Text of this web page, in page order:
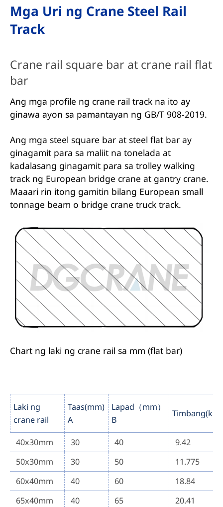
Mga Uri ng Crane Steel Rail
Track
Crane rail square bar at crane rail flat
bar
Ang mga profile ng crane rail track na ito ay
ginawa ayon sa pamantayan ng GB/T 908-2019.
Ang mga steel square bar at steel flat bar ay
ginagamit para sa maliit na tonelada at
kadalasang ginagamit para sa trolley walking
track ng European bridge crane at gantry crane.
Maaari rin itong gamitin bilang European small
tonnage beam o bridge crane truck track.
Chart ng laki ng crane rail sa mm (flat bar)
Laki ng
crane rail
Taas(mm)
A
Lapad（mm）
B
Timbang(kg/
40x30mm 30 40
9.42
50x30mm
30 50
11.775
60x40mm
40 60
18.84
65x40mm
40 65
20.41